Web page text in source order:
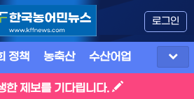
로그인
정책 농축산 수산어업
한 제보를 기다립니다.